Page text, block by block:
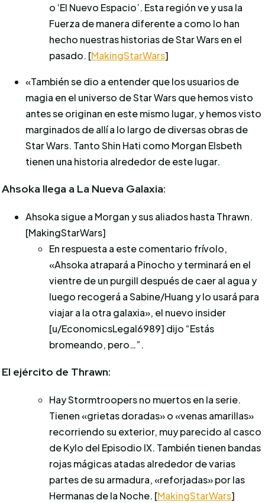
o ‘El Nuevo Espacio’. Esta región ve y usa la
Fuerza de manera diferente a como lo han
hecho nuestras historias de Star Wars en el
pasado. [MakingStarWars]
«También se dio a entender que los usuarios de
magia en el universo de Star Wars que hemos visto
antes se originan en este mismo lugar, y hemos visto
marginados de allí a lo largo de diversas obras de
Star Wars. Tanto Shin Hati como Morgan Elsbeth
tienen una historia alrededor de este lugar.
Ahsoka llega a La Nueva Galaxia:
Ahsoka sigue a Morgan y sus aliados hasta Thrawn.
[MakingStarWars]
En respuesta a este comentario frívolo,
«Ahsoka atrapará a Pinocho y terminará en el
vientre de un purgill después de caer al agua y
luego recogerá a Sabine/Huang y lo usará para
viajar a la otra galaxia», el nuevo insider
[u/EconomicsLegal6989] dijo “Estás
bromeando, pero…”.
El ejército de Thrawn:
Hay Stormtroopers no muertos en la serie.
Tienen «grietas doradas» o «venas amarillas»
recorriendo su exterior, muy parecido al casco
de Kylo del Episodio IX. También tienen bandas
rojas mágicas atadas alrededor de varias
partes de su armadura, «reforjadas» por las
Hermanas de la Noche. [MakingStarWars]